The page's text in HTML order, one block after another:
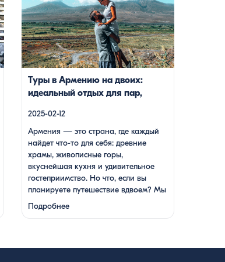
живописные горы, вкуснейшая кухня и
удивительное гостеприимство. Но что,
если вы планируете путешествие
вдвоем? Мы подготовили туры, которые
подойдут для всех случаев — будь вы
друзьями, подругами, родителями с
возрасте. Какой тур выбрать для
путешествия вдвоем? 1. […]
Туры в Армению на двоих:
идеальный отдых для пар,
2025-02-12
Армения — это страна, где каждый
найдет что-то для себя: древние
храмы, живописные горы,
вкуснейшая кухня и удивительное
гостеприимство. Но что, если вы
планируете путешествие вдвоем? Мы
подготовили туры, которые подойдут
для всех случаев — будь вы друзьями,
возрасте. Какой тур выбрать для
Подробнее